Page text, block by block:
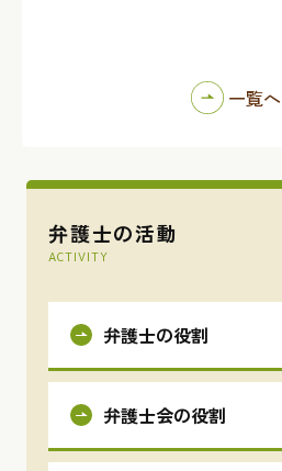
弁護士の活動
ACTIVITY
弁護士の役割
弁護士会の役割
一覧へ